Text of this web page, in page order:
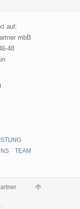
auf:
mbB
48
TEAM